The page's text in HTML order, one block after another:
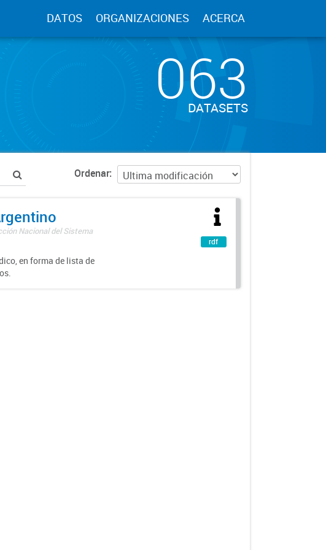
DATOS ORGANIZACIONES ACERCA
063
DATASETS
Ordenar
Nacional del Sistema
en forma de lista de
rdf